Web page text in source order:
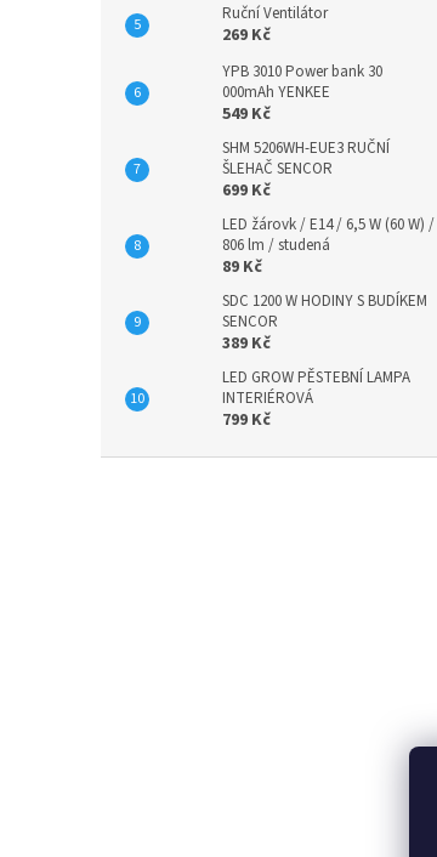
Ruční Ventilátor
269 Kč
YPB 3010 Power bank 30
000mAh YENKEE
549 Kč
SHM 5206WH-EUE3 RUČNÍ
ŠLEHAČ SENCOR
699 Kč
LED žárovk / E14 / 6,5 W (60 W) /
806 lm / studená
89 Kč
SDC 1200 W HODINY S BUDÍKEM
SENCOR
389 Kč
LED GROW PĚSTEBNÍ LAMPA
INTERIÉROVÁ
799 Kč